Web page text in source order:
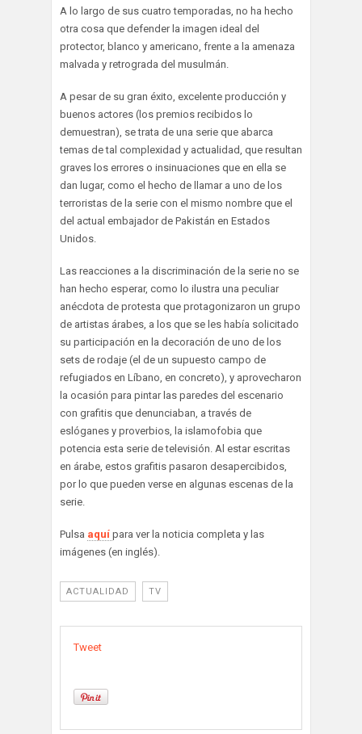
A lo largo de sus cuatro temporadas, no ha hecho
otra cosa que defender la imagen ideal del
protector, blanco y americano, frente a la amenaza
malvada y retrograda del musulmán.
A pesar de su gran éxito, excelente producción y
buenos actores (los premios recibidos lo
demuestran), se trata de una serie que abarca
temas de tal complexidad y actualidad, que resultan
graves los errores o insinuaciones que en ella se
dan lugar, como el hecho de llamar a uno de los
terroristas de la serie con el mismo nombre que el
del actual embajador de Pakistán en Estados
Unidos.
Las reacciones a la discriminación de la serie no se
han hecho esperar, como lo ilustra una peculiar
anécdota de protesta que protagonizaron un grupo
de artistas árabes, a los que se les había solicitado
su participación en la decoración de uno de los
sets de rodaje (el de un supuesto campo de
refugiados en Líbano, en concreto), y aprovecharon
la ocasión para pintar las paredes del escenario
con grafitis que denunciaban, a través de
eslóganes y proverbios, la islamofobia que
potencia esta serie de televisión. Al estar escritas
en árabe, estos grafitis pasaron desapercibidos,
por lo que pueden verse en algunas escenas de la
serie.
Pulsa aquí para ver la noticia completa y las
imágenes (en inglés).
ACTUALIDAD TV
Tweet